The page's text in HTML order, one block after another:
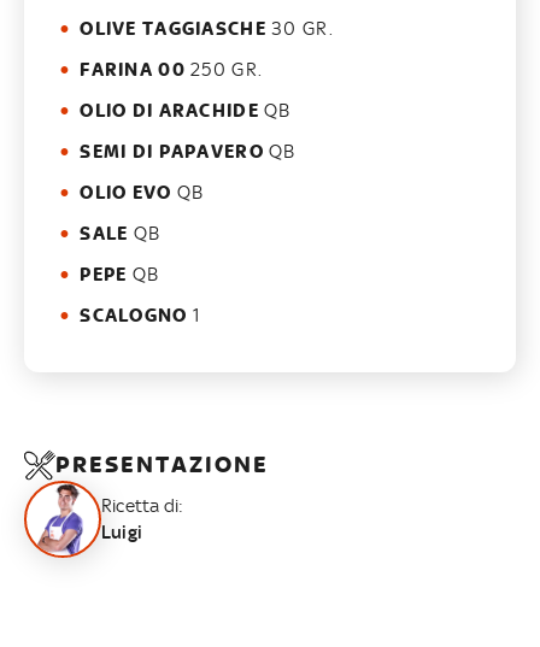
OLIVE TAGGIASCHE 30 GR.
FARINA 00 250 GR.
OLIO DI ARACHIDE QB
SEMI DI PAPAVERO QB
OLIO EVO QB
SALE QB
PEPE QB
SCALOGNO 1
PRESENTAZIONE
Ricetta di:
Luigi